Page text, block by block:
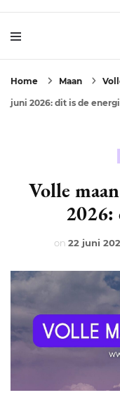
Home Maan
juni 2026: dit is de
Volle
2026:
on 22 juni